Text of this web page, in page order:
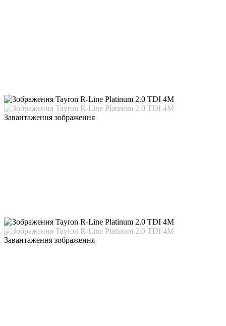
Завантаження зображення
Завантаження зображення